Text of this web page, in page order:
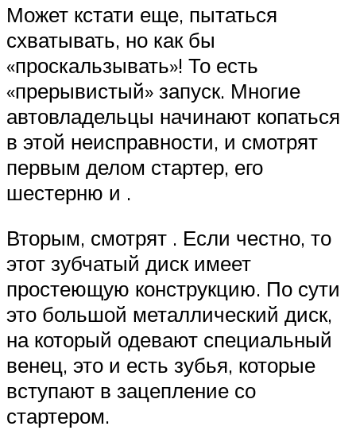
Может кстати еще, пытаться
схватывать, но как бы
«проскальзывать»! То есть
«прерывистый» запуск. Многие
автовладельцы начинают копаться
в этой неисправности, и смотрят
первым делом стартер, его
шестерню и .
Вторым, смотрят . Если честно, то
этот зубчатый диск имеет
простеющую конструкцию. По сути
это большой металлический диск,
на который одевают специальный
венец, это и есть зубья, которые
вступают в зацепление со
стартером.